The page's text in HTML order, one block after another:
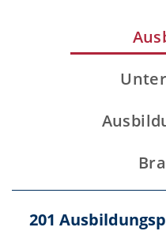
201